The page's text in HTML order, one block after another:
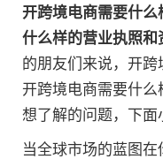
开跨境电商需要什
什么样的营业执照和
的朋友们来说，开跨
开跨境电商需要什
想了解的问题，下面
当全球市场的蓝图